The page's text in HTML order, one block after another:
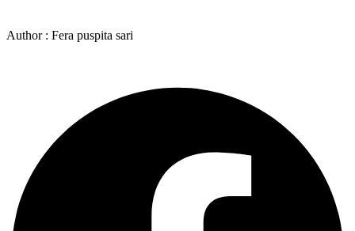
Author : Fera puspita sari